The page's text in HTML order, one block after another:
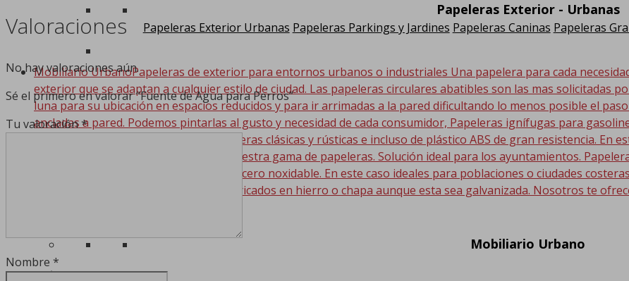
Papeleras Exterior - Urbanas
Papeleras Exterior Urbanas Papeleras Parkings y Jardines Papeleras Caninas Papeleras
Mobiliario UrbanoPapeleras de exterior para entornos urbanos o industriales Una papelera para cada
exterior que se adaptan a cualquier estilo de ciudad. Las papeleras circulares abatibles son las mas solicitadas
luna para su ubicación en espacios reducidos y para ir arrimadas a la pared dificultando lo menos posible el
ancladas a pared. Podemos pintarlas al gusto y necesidad de cada consumidor, Papeleras ignífugas para
propagación dentro de la misma. Papeleras clásicas y rústicas e incluso de plástico ABS de gran resistencia.
bolsas can-adapt para la mayoria de nuestra gama de papeleras. Solución ideal para los ayuntamientos.
también disponemos de papeleras en acero noxidable. En este caso ideales para poblaciones o ciudades
todos aquellos elementos urbanos fabricados en hierro o chapa aunque esta sea galvanizada. Nosotros te
Mobiliario Urbano
Valoraciones
No hay valoraciones aún.
Sé el primero en valorar “Fuente de Agua para Perros”
Tu valoración*
Nombre *